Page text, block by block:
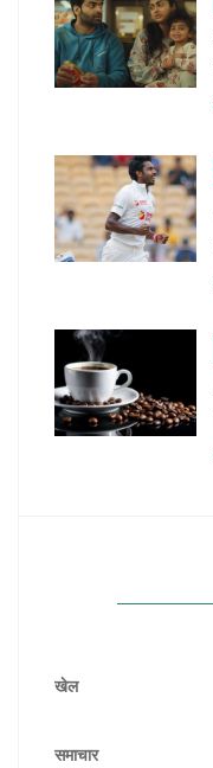
खेल
समाचार